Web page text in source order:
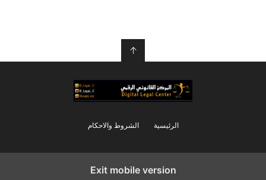
↑
الرئيسية الشروط والاحكام
Exit mobile version